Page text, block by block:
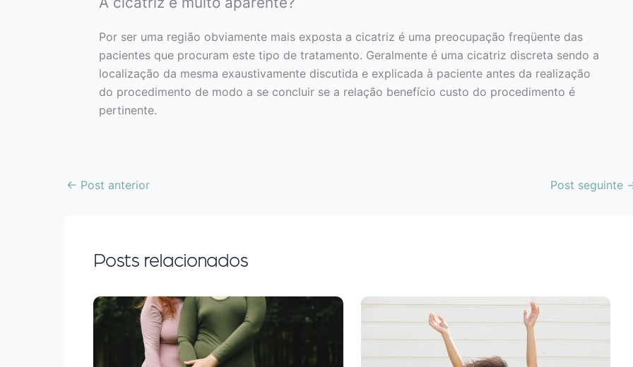
Por ser uma região obviamente mais exposta a cicatriz é uma preocupação freqüente das
pacientes que procuram este tipo de tratamento. Geralmente é uma cicatriz discreta sendo a
localização da mesma exaustivamente discutida e explicada à paciente antes da realização
do procedimento de modo a se concluir se a relação benefício custo do procedimento é
pertinente.
← Post anterior Post seguinte
Posts relacionados